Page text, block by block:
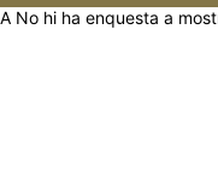
A No hi ha enquesta a